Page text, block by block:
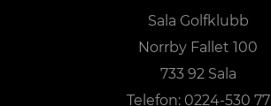
Sala Golfklubb
Norrby Fallet 100
733 92 Sala
Telefon: 0224-530 77